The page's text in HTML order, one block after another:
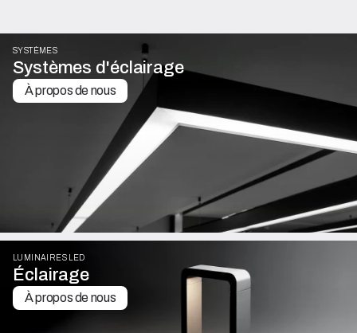
SYSTÈMES
Systèmes d'éclairage
À propos de nous
LUMINAIRES LED
Éclairage
À propos de nous